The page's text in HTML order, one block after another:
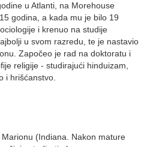
u Atlanti, na Morehouse
godina, a kada mu je bilo 19
i krenuo na studije
u svom razredu, te je nastavio
Započeo je rad na doktoratu i
religije - studirajući hinduizam,
i hrišćanstvo.
(Indiana. Nakon mature